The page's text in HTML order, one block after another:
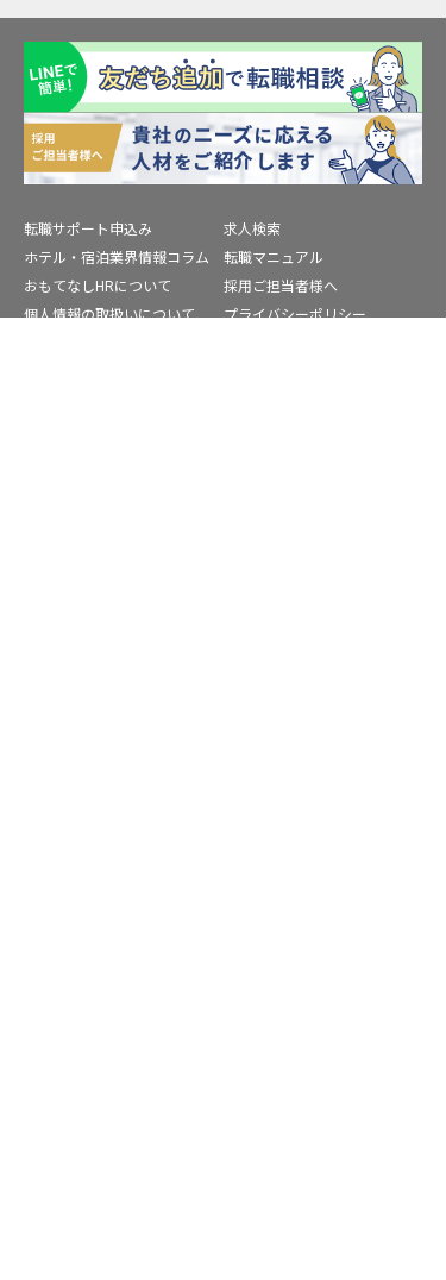
転職サポート申込み
求人検索
ホテル・宿泊業界情報コラム
転職マニュアル
おもてなしHRについて
採用ご担当者様へ
個人情報の取扱いについて
プライバシーポリシー